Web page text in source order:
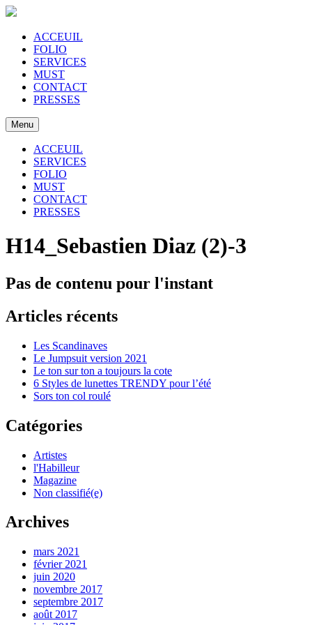
ACCEUIL
FOLIO
SERVICES
MUST
CONTACT
PRESSES
Menu
ACCEUIL
SERVICES
FOLIO
MUST
CONTACT
PRESSES
H14_Sebastien Diaz (2)-3
Pas de contenu pour l'instant
Articles récents
Les Scandinaves
Le Jumpsuit version 2021
Le ton sur ton a toujours la cote
6 Styles de lunettes TRENDY pour l’été
Sors ton col roulé
Catégories
Artistes
l'Habilleur
Magazine
Non classifié(e)
Archives
mars 2021
février 2021
juin 2020
novembre 2017
septembre 2017
août 2017